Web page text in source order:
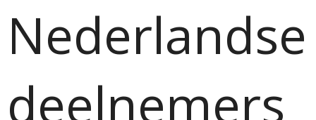
Nederlandse
deelnemers